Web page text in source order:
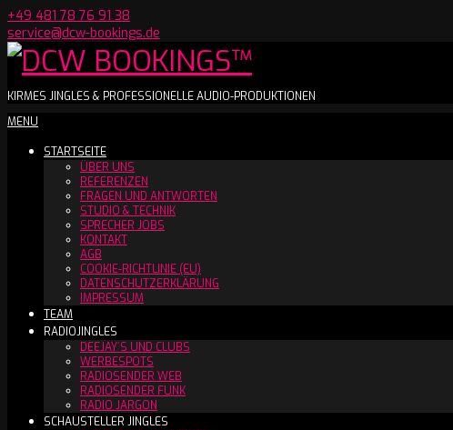
Skip
to
content
+49 481 78 76 91 38
service@dcw-bookings.de
DCW
BOOKINGS™
KIRMES JINGLES & PROFESSIONELLE AUDIO-PRODUKTIONEN
Secondary
Menu
MENU
STARTSEITE
ÜBER UNS
REFERENZEN
FRAGEN UND ANTWORTEN
STUDIO & TECHNIK
SPRECHER JOBS
KONTAKT
AGB
COOKIE-RICHTLINIE (EU)
DATENSCHUTZERKLÄRUNG
IMPRESSUM
TEAM
RADIOJINGLES
DEEJAY´S UND CLUBS
WERBESPOTS
RADIOSENDER WEB
RADIOSENDER FUNK
RADIO JARGON
SCHAUSTELLER JINGLES